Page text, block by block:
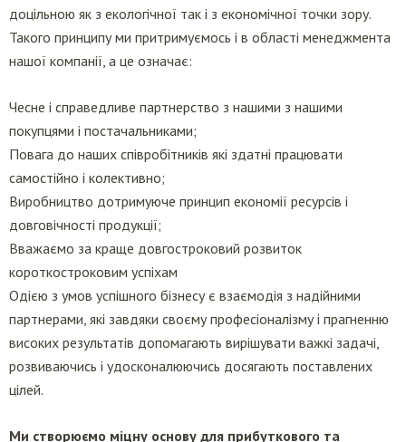
доцільною як з екологічної так і з економічної точки зору.
Такого принципу ми притримуємось і в області менеджмента
нашої компанії, а це означає:
Чесне і справедливе партнерство з нашими з нашими
покупцями і постачальниками;
Повага до наших співробітників які здатні працювати
самостійно і колективно;
Виробництво дотримуюче принцип економії ресурсів і
довговічності продукції;
Вважаємо за краще довгостроковий розвиток
короткостроковим успіхам
Одією з умов успішного бізнесу є взаємодія з надійними
партнерами, які завдяки своєму професіоналізму і прагненню
високих результатів допомагають вирішувати важкі задачі,
розвиваючись і удосконалюючись досягають поставлених
цілей.
Ми створюємо міцну основу для прибуткового та